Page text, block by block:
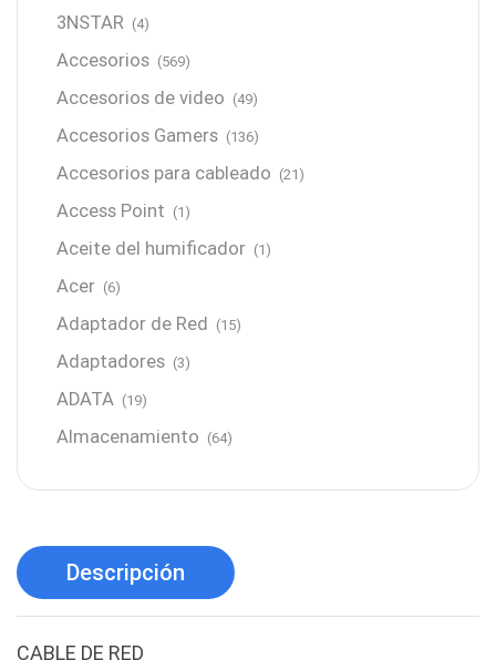
3NSTAR (4)
Accesorios (569)
Accesorios de video (49)
Accesorios Gamers (136)
Accesorios para cableado (21)
Access Point (1)
Aceite del humificador (1)
Acer (6)
Adaptador de Red (15)
Adaptadores (3)
ADATA (19)
Almacenamiento (64)
Antivirus (1)
Aro de luz
Descripción
CABLE DE RED